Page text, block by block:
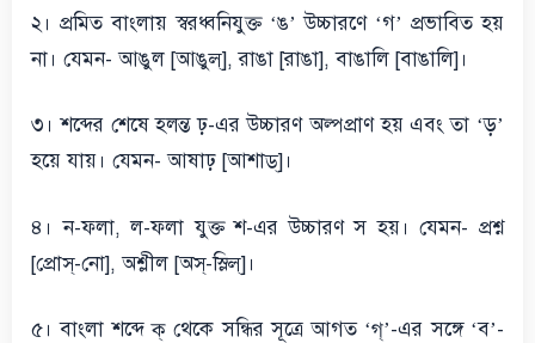
২। প্রমিত বাংলায় স্বরধ্বনিযুক্ত ‘ঙ’ উচ্চারণে ‘গ’ প্রভাবিত হয়
না। যেমন- আঙুল [আঙুল্], রাঙা [রাঙা], বাঙালি [বাঙালি]।
৩। শব্দের শেষে হলন্ত ঢ়-এর উচ্চারণ অল্পপ্রাণ হয় এবং তা ‘ড়’
হয়ে যায়। যেমন- আষাঢ় [আশাড্]।
৪। ন-ফলা, ল-ফলা যুক্ত শ-এর উচ্চারণ স হয়। যেমন- প্রশ্ন
[প্রোস্-নো], অশ্লীল [অস্-স্লিল্]।
৫। বাংলা শব্দে ক্ থেকে সন্ধির সূত্রে আগত ‘গ্‌’-এর সঙ্গে ‘ব’-